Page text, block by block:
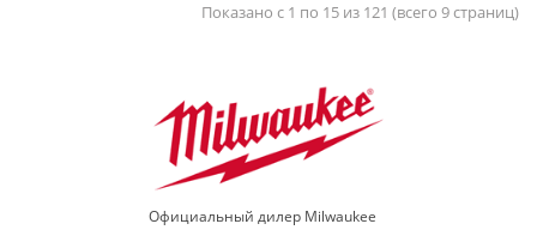
Показано с 1 по 15 из 121 (всего 9 страниц)
Официальный дилер Milwaukee